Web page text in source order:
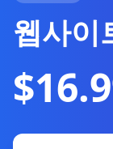
웹사이